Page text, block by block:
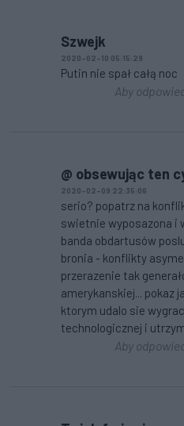
Szwejk
2020-02-10 05:15:29
Putin nie spał całą noc
Aby
@ obsewując ten
2020-02-09 22:35:06
serio? popatrz na
swietnie wyposazona i
banda obdartusów
bronia - konflikty
przerazenie tak
amerykanskiej... pokaz
ktorym udalo sie
technologicznej i
Aby